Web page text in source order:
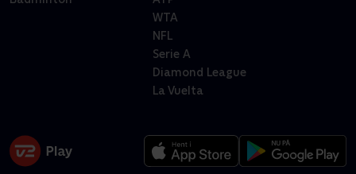
WTA
NFL
Serie A
Diamond League
La Vuelta